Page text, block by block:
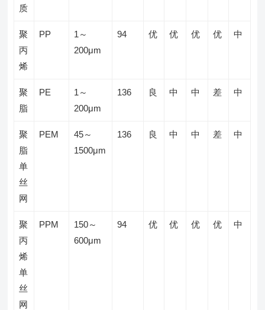
质
聚
丙
烯
PP
1～
200μm
94 优 优 优 优 中
聚
脂
PE
1～
200μm
136 良 中 中 差 中
聚
脂
单
丝
网
PEM
45～
1500μm
136 良 中 中 差 中
聚
丙
烯
单
丝
网
PPM
150～
600μm
94 优 优 优 优 中